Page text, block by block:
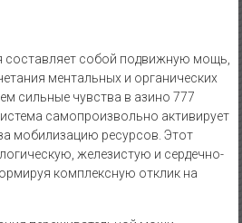
составляет собой подвижную мощь,
ментальных и органических
сильные чувства в азино 777
самопроизвольно активирует
мобилизацию ресурсов. Этот
железистую и сердечно-
комплексную отклик на